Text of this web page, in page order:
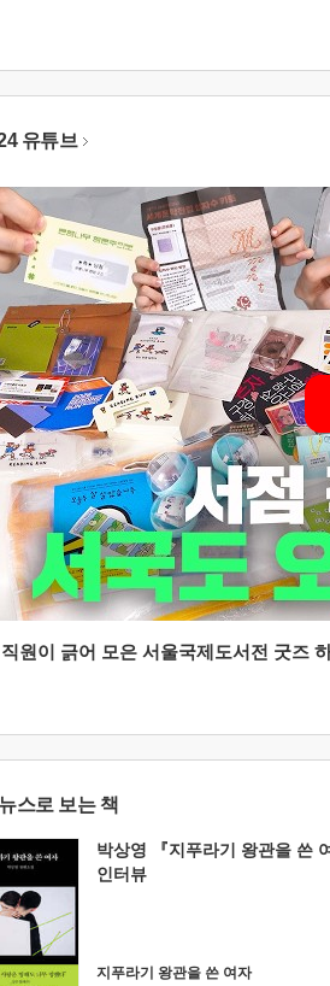
유튜브
원이 긁어 모은 서울국제도서전 굿즈
스로 보는 책
박상영 『지푸라기 왕관을 쓴
인터뷰
지푸라기 왕관을 쓴 여자